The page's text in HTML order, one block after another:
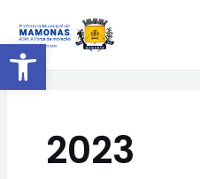
Barra de
2023